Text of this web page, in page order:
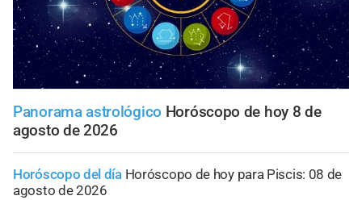
Panorama astrológico Horóscopo de hoy 8 de
agosto de 2026
Horóscopo del día Horóscopo de hoy para Piscis: 08 de
agosto de 2026